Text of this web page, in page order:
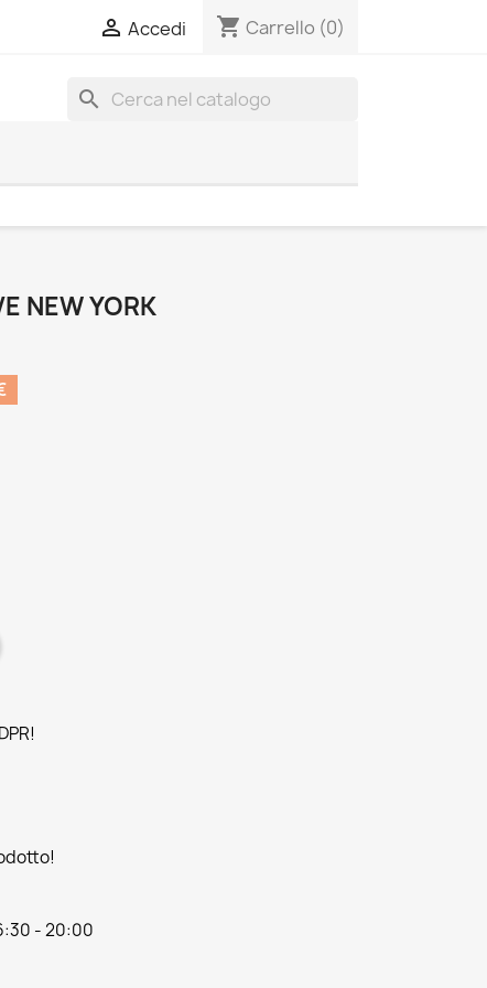
 Accedi shopping_cart Carrello (0)
search
NEW YORK
- 20:00